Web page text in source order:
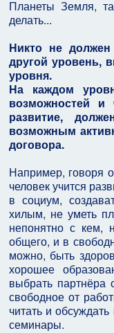
Планеты Земля,
делать...
Никто не
другой уровень,
уровня.
На каждом
возможностей и
развитие,
возможным
договора.
Например, говоря
человек учится
в социум,
хилым, не уметь
непонятно с кем,
общего, и в
можно, быть
хорошее
выбрать партнёра
свободное от
читать и
семинары.